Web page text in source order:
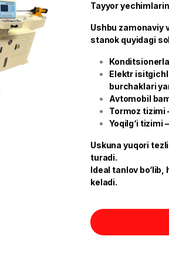
Tayyor
Ushbu zamonaviy
stanok quyidagi
Elektr
burchaklari
Avtomobil
Tormoz tizimi
Yoqilg‘i
Uskuna yuqori
turadi.
Ideal tanlov
keladi.